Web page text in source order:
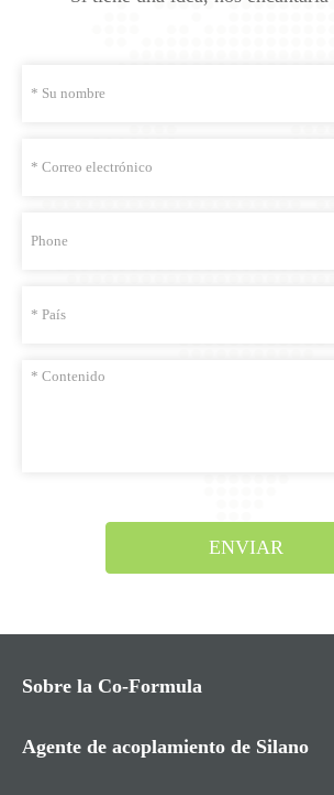
ENVIAR
Sobre la Co-Formula
Agente de acoplamiento de Silano